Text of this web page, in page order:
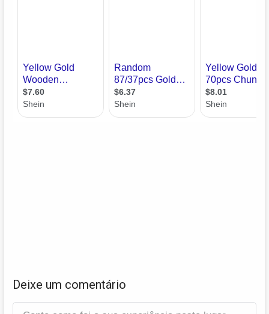
Deixe um comentário